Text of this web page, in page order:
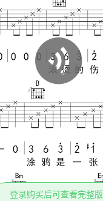
登录购买后可查看完整版